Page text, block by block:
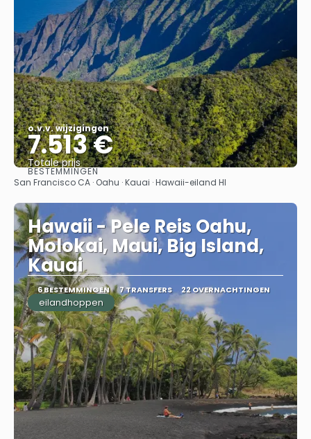
o.v.v. wijzigingen
7.513 €
Totale prijs
Bekijk
BESTEMMINGEN
San Francisco CA · Oahu · Kauai · Hawaii-eiland HI
Hawaii - Pele Reis Oahu,
Molokai, Maui, Big Island,
Kauai
6 BESTEMMINGEN 7 TRANSFERS 22 OVERNACHTINGEN
eilandhoppen